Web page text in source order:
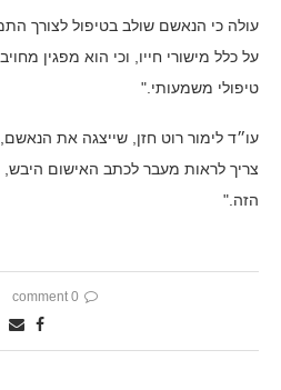
עולה כי הנאשם שולב בטיפול לצורך
על כלל מישורי חייו, וכי הוא מפגין
טיפולי משמעותי."
עו״ד לימור רוט חזן, שייצגה את
צריך לראות מעבר לכתב האישום
הזה."
0 comment